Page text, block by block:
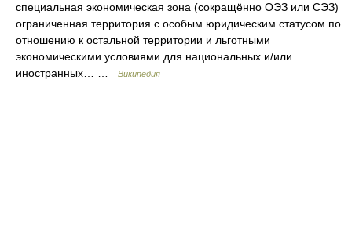
специальная экономическая зона (сокращённо ОЭЗ или СЭЗ)
ограниченная территория с особым юридическим статусом по
отношению к остальной территории и льготными
экономическими условиями для национальных и/или
иностранных… …
Википедия